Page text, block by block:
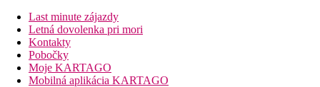
Last minute zájazdy
Letná dovolenka pri mori
Kontakty
Pobočky
Moje KARTAGO
Mobilná aplikácia KARTAGO